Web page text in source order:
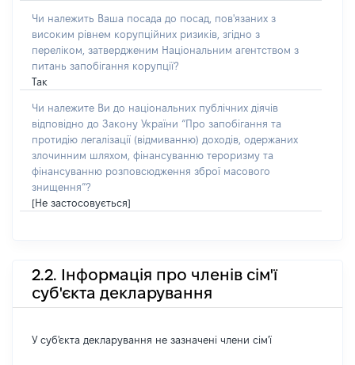
Чи належить Ваша посада до посад, пов'язаних з
високим рівнем корупційних ризиків, згідно з
переліком, затвердженим Національним агентством з
питань запобігання корупції?
Так
Чи належите Ви до національних публічних діячів
відповідно до Закону України “Про запобігання та
протидію легалізації (відмиванню) доходів, одержаних
злочинним шляхом, фінансуванню тероризму та
фінансуванню розповсюдження зброї масового
знищення”?
[Не застосовується]
2.2. Інформація про членів сім'ї
суб'єкта декларування
У суб'єкта декларування не зазначені члени сім'ї